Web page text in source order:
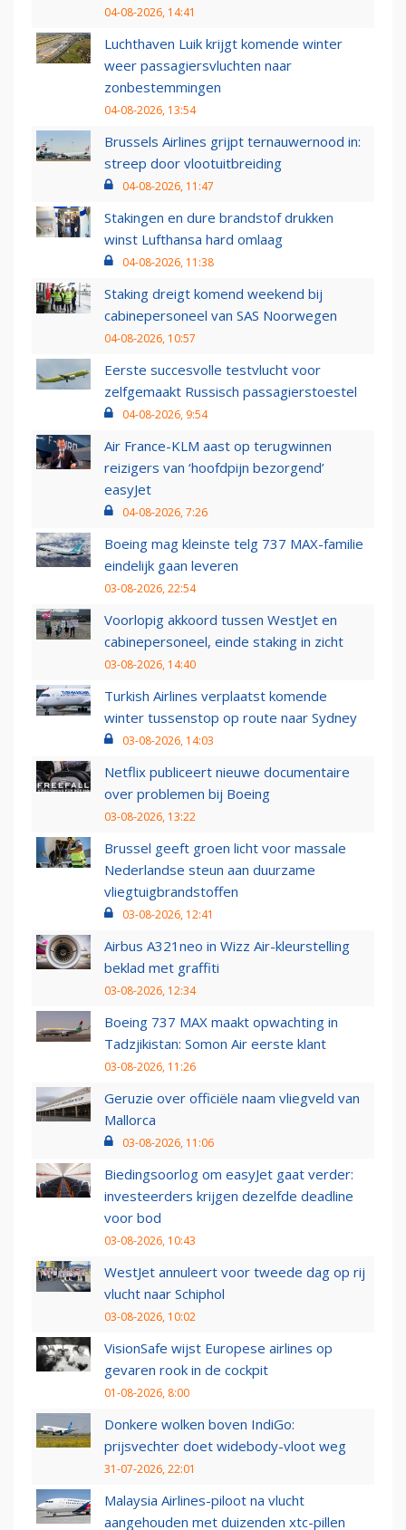
04-08-2026, 14:41
Luchthaven Luik krijgt komende winter
weer passagiersvluchten naar
zonbestemmingen
04-08-2026, 13:54
Brussels Airlines grijpt ternauwernood in:
streep door vlootuitbreiding
04-08-2026, 11:47
Stakingen en dure brandstof drukken
winst Lufthansa hard omlaag
04-08-2026, 11:38
Staking dreigt komend weekend bij
cabinepersoneel van SAS Noorwegen
04-08-2026, 10:57
Eerste succesvolle testvlucht voor
zelfgemaakt Russisch passagierstoestel
04-08-2026, 9:54
Air France-KLM aast op terugwinnen
reizigers van ‘hoofdpijn bezorgend’
easyJet
04-08-2026, 7:26
Boeing mag kleinste telg 737 MAX-familie
eindelijk gaan leveren
03-08-2026, 22:54
Voorlopig akkoord tussen WestJet en
cabinepersoneel, einde staking in zicht
03-08-2026, 14:40
Turkish Airlines verplaatst komende
winter tussenstop op route naar Sydney
03-08-2026, 14:03
Netflix publiceert nieuwe documentaire
over problemen bij Boeing
03-08-2026, 13:22
Brussel geeft groen licht voor massale
Nederlandse steun aan duurzame
vliegtuigbrandstoffen
03-08-2026, 12:41
Airbus A321neo in Wizz Air-kleurstelling
beklad met graffiti
03-08-2026, 12:34
Boeing 737 MAX maakt opwachting in
Tadzjikistan: Somon Air eerste klant
03-08-2026, 11:26
Geruzie over officiële naam vliegveld van
Mallorca
03-08-2026, 11:06
Biedingsoorlog om easyJet gaat verder:
investeerders krijgen dezelfde deadline
voor bod
03-08-2026, 10:43
WestJet annuleert voor tweede dag op rij
vlucht naar Schiphol
03-08-2026, 10:02
VisionSafe wijst Europese airlines op
gevaren rook in de cockpit
01-08-2026, 8:00
Donkere wolken boven IndiGo:
prijsvechter doet widebody-vloot weg
31-07-2026, 22:01
Malaysia Airlines-piloot na vlucht
aangehouden met duizenden xtc-pillen